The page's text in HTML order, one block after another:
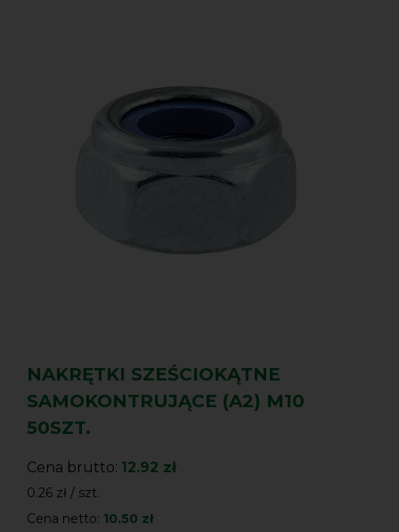
NAKRĘTKI SZEŚCIOKĄTNE
SAMOKONTRUJĄCE (A2) M10
50SZT.
Cena brutto: 12.92 zł
0.26 zł / szt.
Cena netto: 10.50 zł